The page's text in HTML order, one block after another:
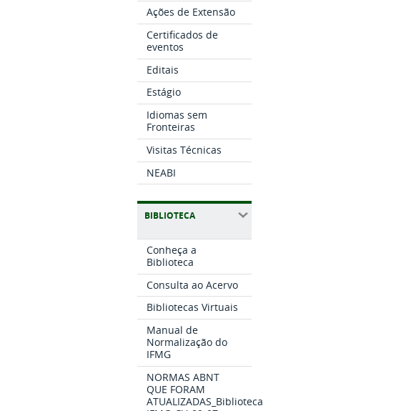
Ações de Extensão
Certificados de
eventos
Editais
Estágio
Idiomas sem
Fronteiras
Visitas Técnicas
NEABI
BIBLIOTECA
Conheça a
Biblioteca
Consulta ao Acervo
Bibliotecas Virtuais
Manual de
Normalização do
IFMG
NORMAS ABNT
QUE FORAM
ATUALIZADAS_Biblioteca